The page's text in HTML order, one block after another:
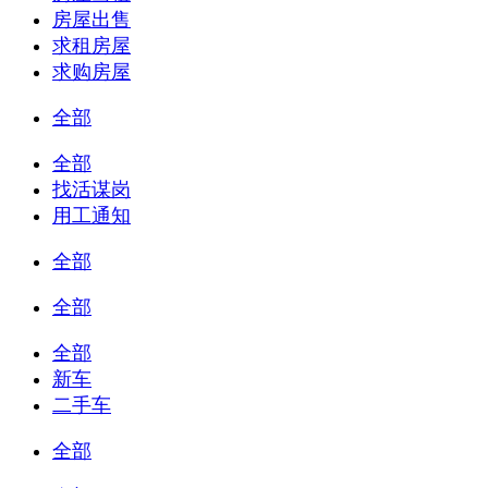
房屋出售
求租房屋
求购房屋
全部
全部
找活谋岗
用工通知
全部
全部
全部
新车
二手车
全部